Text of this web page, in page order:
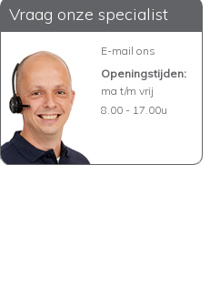
Vraag onze specialist
E-mail ons
Openingstijden:
ma t/m vrij
8.00 - 17.00u